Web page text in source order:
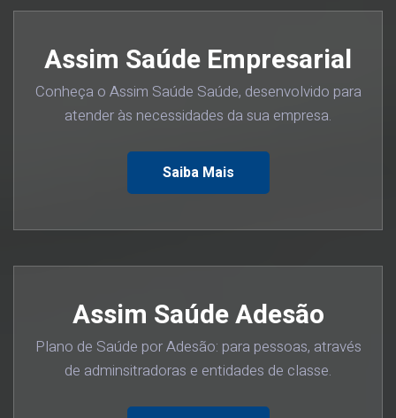
Assim Saúde Empresarial
Conheça o Assim Saúde Saúde, desenvolvido para
atender às necessidades da sua empresa.
Saiba Mais
Assim Saúde Adesão
Plano de Saúde por Adesão: para pessoas, através
de adminsitradoras e entidades de classe.